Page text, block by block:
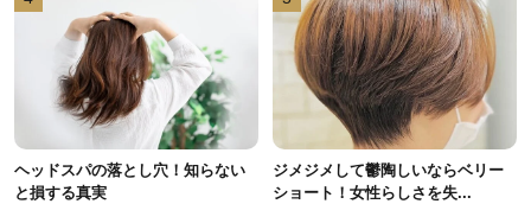
ヘッドスパの落とし穴！知らない
と損する真実
ジメジメして鬱陶しいならベリー
ショート！女性らしさを失...